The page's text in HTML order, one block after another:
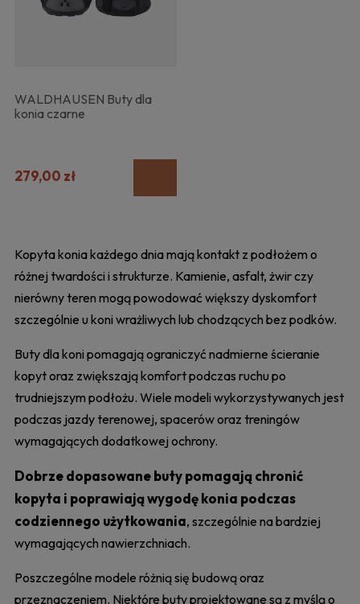
WALDHAUSEN Buty dla
konia czarne
279,00 zł
Kopyta konia każdego dnia mają kontakt z podłożem o
różnej twardości i strukturze. Kamienie, asfalt, żwir czy
nierówny teren mogą powodować większy dyskomfort
szczególnie u koni wrażliwych lub chodzących bez podków.
Buty dla koni pomagają ograniczyć nadmierne ścieranie
kopyt oraz zwiększają komfort podczas ruchu po
trudniejszym podłożu. Wiele modeli wykorzystywanych jest
podczas jazdy terenowej, spacerów oraz treningów
wymagających dodatkowej ochrony.
Dobrze dopasowane buty pomagają chronić
kopyta i poprawiają wygodę konia podczas
codziennego użytkowania, szczególnie na bardziej
wymagających nawierzchniach.
Poszczególne modele różnią się budową oraz
przeznaczeniem. Niektóre buty projektowane są z myślą o